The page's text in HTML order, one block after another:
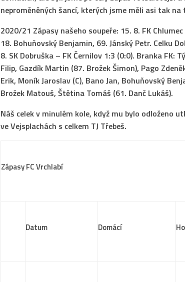
neproměněných šancí, kterých jsme měli asi tak na
2020/21 Zápasy našeho soupeře: 15. 8. FK
18. Bohuňovský Benjamin, 69. Jánský Petr. Celku
8. SK Dobruška – FK Černilov 1:3 (0:0). Branka FK:
Filip, Gazdík Martin (87. Brožek Šimon), Pago
Erik, Moník Jaroslav (C), Bano Jan, Bohuňovský
Brožek Matouš, Štětina Tomáš (61. Danč Lukáš).
Náš celek v minulém kole, když mu bylo odloženo
ve Vejsplachách s celkem TJ Třebeš.
Zápasy FC Vrchlabí
Datum Domácí